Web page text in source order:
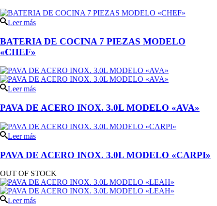
Leer más
BATERIA DE COCINA 7 PIEZAS MODELO
«CHEF»
Leer más
PAVA DE ACERO INOX. 3.0L MODELO «AVA»
Leer más
PAVA DE ACERO INOX. 3.0L MODELO «CARPI»
OUT OF STOCK
Leer más